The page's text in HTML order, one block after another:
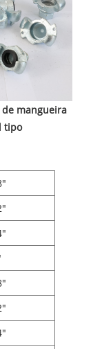
de mangueira
tipo